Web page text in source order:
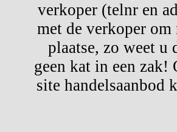
verkoper (telnr en
met de verkoper
plaatse, zo weet u
geen kat in een
site handelsaanbod